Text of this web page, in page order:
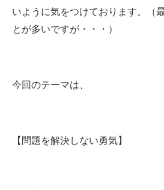
いように気をつけております。（
とが多いですが・・・）
今回のテーマは、
【問題を解決しない勇気】